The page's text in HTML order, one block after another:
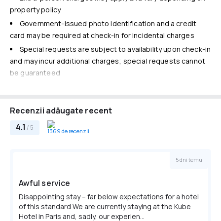
Room service (limited hours)
Free self parking
Internet
Free WiFi
Cazare copii şi paturi suplimentare
No rollaway/extra beds available
property policy
Government-issued photo identification and a credit
card may be required at check-in for incidental charges
Special requests are subject to availability upon check-in
and may incur additional charges; special requests cannot
be guaranteed
Please note that cultural norms and guest policies may
differ by country and by property; the policies listed are
provided by the property
Information provided by the property may be translated
Taxe obligatorii
You'll be asked to pay the following charges at the property.
Fees may include applicable taxes:
Recenzii adăugate recent
4.1 / 5 1369 de recenzii
5 dni temu
Awful service
Disappointing stay – far below expectations for a hotel
of this standard We are currently staying at the Kube
Hotel in Paris and, sadly, our experien...